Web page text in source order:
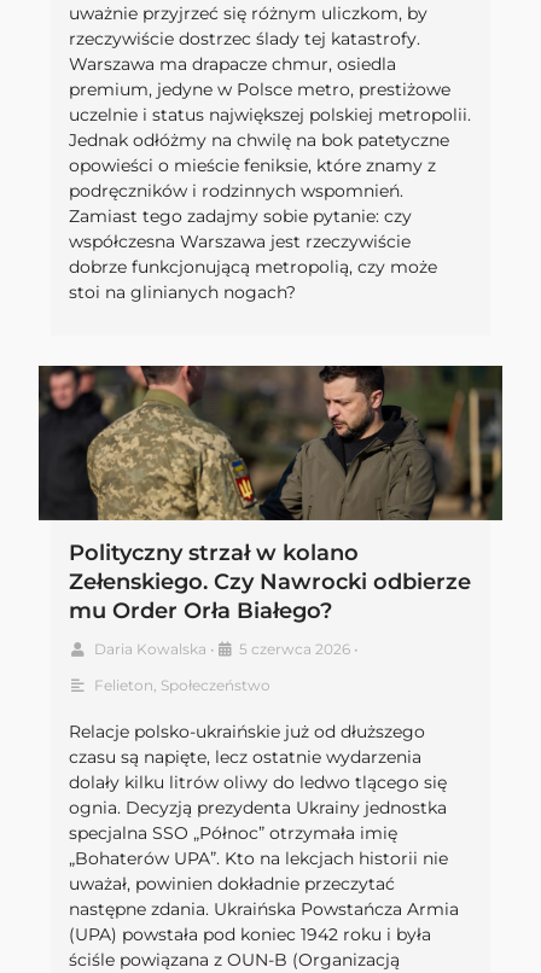
uważnie przyjrzeć się różnym uliczkom, by
rzeczywiście dostrzec ślady tej katastrofy.
Warszawa ma drapacze chmur, osiedla
premium, jedyne w Polsce metro, prestiżowe
uczelnie i status największej polskiej metropolii.
Jednak odłóżmy na chwilę na bok patetyczne
opowieści o mieście feniksie, które znamy z
podręczników i rodzinnych wspomnień.
Zamiast tego zadajmy sobie pytanie: czy
współczesna Warszawa jest rzeczywiście
dobrze funkcjonującą metropolią, czy może
stoi na glinianych nogach?
Polityczny strzał w kolano
Zełenskiego. Czy Nawrocki odbierze
mu Order Orła Białego?
Daria Kowalska • 5 czerwca 2026 •
Felieton Społeczeństwo
Relacje polsko-ukraińskie już od dłuższego
czasu są napięte, lecz ostatnie wydarzenia
dolały kilku litrów oliwy do ledwo tlącego się
ognia. Decyzją prezydenta Ukrainy jednostka
specjalna SSO „Północ” otrzymała imię
„Bohaterów UPA”. Kto na lekcjach historii nie
uważał, powinien dokładnie przeczytać
następne zdania. Ukraińska Powstańcza Armia
(UPA) powstała pod koniec 1942 roku i była
ściśle powiązana z OUN-B (Organizacją